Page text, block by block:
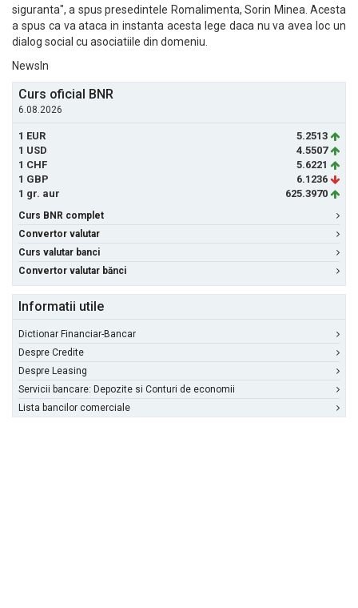
siguranta", a spus presedintele Romalimenta, Sorin Minea. Acesta
a spus ca va ataca in instanta acesta lege daca nu va avea loc un
dialog social cu asociatiile din domeniu.
NewsIn
Curs oficial BNR
6.08.2026
1 EUR
5.2513
1 USD
4.5507
1 CHF
5.6221
1 GBP
6.1236
1 gr. aur
625.3970
Curs BNR complet
Convertor valutar
Curs valutar banci
Convertor valutar bănci
Informatii utile
Dictionar Financiar-Bancar
Despre Credite
Despre Leasing
Servicii bancare: Depozite si Conturi de economii
Lista bancilor comerciale